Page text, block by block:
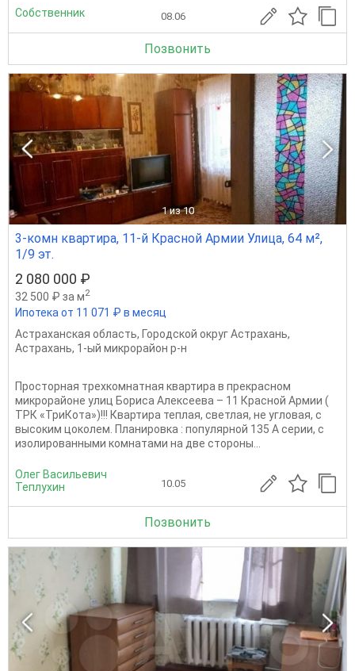
Собственник 08.06
Позвонить
1 из 10
3-комн квартира, 11-й Красной Армии Улица, 64 м²,
1/9 эт.
2 080 000 ₽
32 500 ₽ за м2
Ипотека от 11 071 ₽ в месяц
Астраханская область, Городской округ Астрахань,
Астрахань, 1-ый микрорайон р-н
Просторная трехкомнатная квартира в прекрасном
микрорайоне улиц Бориса Алексеева – 11 Красной Армии (
ТРК «ТриКота»)!!! Квартира теплая, светлая, не угловая, с
высоким цоколем. Планировка : популярной 135 А серии, с
изолированными комнатами на две стороны...
Олег Васильевич
Теплухин
10.05
Позвонить